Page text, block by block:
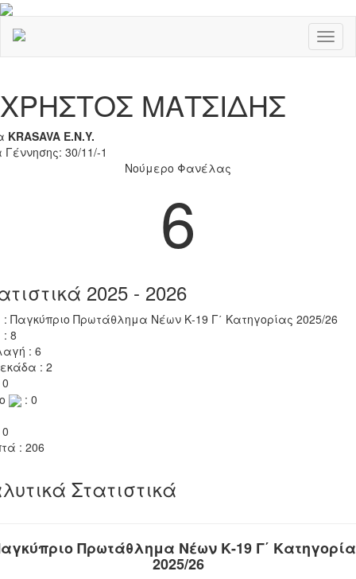
ΧΡΗΣΤΟΣ ΜΑΤΣΙΔΗΣ
KRASAVA Ε.Ν.Y.
30/11/-1
Νούμερο Φανέλας
6
2025 - 2026
: Παγκύπριο Πρωτάθλημα Νέων Κ-19 Γ΄ Κατηγορίας 2025/26
: 8
: 6
: 2
: 0
: 206
Στατιστικά
Πρωτάθλημα Νέων Κ-19 Γ΄
2025/26